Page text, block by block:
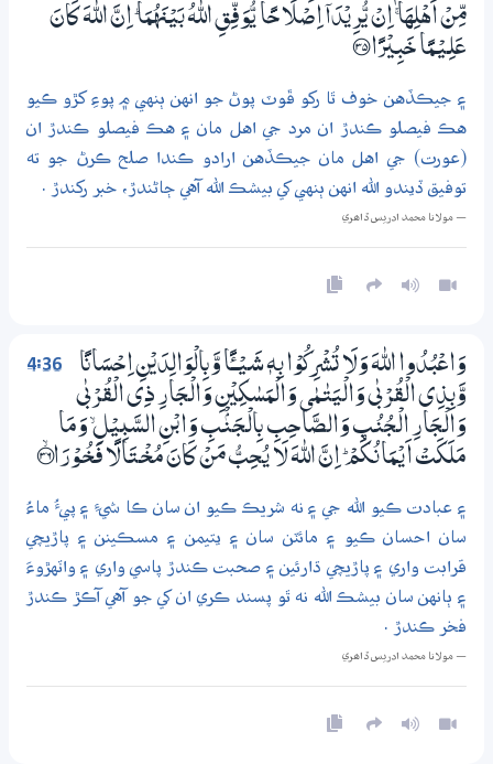
مِّنْ اَھْلِھَا ۚ اِنْ يُّرِيْدَآ اِصْلَاحًا يُّوَفِّقِ اللّٰهُ بَيْنَهُمَا ۭ اِنَّ اللّٰهَ كَانَ
عَلِــيْـمًا خَبِيْرًا ؀35
۽ جيڪڏهن خوف ٿا رکو ڦوٽ پوڻ جو انهن ٻنهي ۾ پوءِ کڙو ڪيو
هڪ فيصلو ڪندڙ ان مرد جي اهل مان ۽ هڪ فيصلو ڪندڙ ان
(عورت) جي اهل مان جيڪڏهن ارادو ڪندا صلح ڪرڻ جو ته
توفيق ڏيندو الله انهن ٻنهي کي بيشڪ الله آهي ڄاڻندڙ، خبر رکندڙ .
— مولانا محمد ادريس ڏاھري
4:36
وَاعْبُدُوا اللّٰهَ وَلَا تُشْرِكُوْا بِهٖ شَـيْـــــًٔـا وَّبِالْوَالِدَيْنِ اِحْسَانًا
وَّبِذِي الْقُرْبٰى وَالْيَتٰـمٰي وَالْمَسٰكِيْنِ وَالْـجَارِ ذِي الْقُرْبٰى
وَالْـجَارِ الْـجُنُبِ وَالصَّاحِبِ بِالْـجَـنْۢبِ وَابْنِ السَّبِيْلِ ۙ وَمَا
مَلَكَتْ اَيْـمَانُكُمْ ۭ اِنَّ اللّٰهَ لَا يُـحِبُّ مَنْ كَانَ مُـخْــتَالًا فَـخُــوْرَا ؀ۙ36
۽ عبادت ڪيو الله جي ۽ نه شريڪ ڪيو ان سان ڪا شيءِ ۽ پيءُ ماءُ
سان احسان ڪيو ۽ مائٽن سان ۽ يتيمن ۽ مسڪينن ۽ پاڙيچي
قرابت واري ۽ پاڙيچي ڌارئين ۽ صحبت ڪندڙ پاسي واري ۽ واٽهڙوءَ
۽ ٻانهن سان بيشڪ الله نه ٿو پسند ڪري ان کي جو آهي آڪڙ ڪندڙ
فخر ڪندڙ .
— مولانا محمد ادريس ڏاھري